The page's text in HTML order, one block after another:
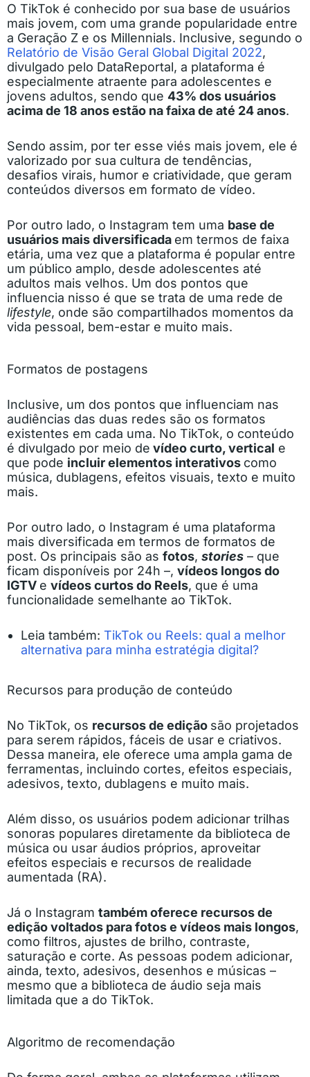
O TikTok é conhecido por sua base de usuários
mais jovem, com uma grande popularidade entre
a Geração Z e os Millennials. Inclusive, segundo o
Relatório de Visão Geral Global Digital 2022,
divulgado pelo DataReportal, a plataforma é
especialmente atraente para adolescentes e
jovens adultos, sendo que 43% dos usuários
acima de 18 anos estão na faixa de até 24 anos.
Sendo assim, por ter esse viés mais jovem, ele é
valorizado por sua cultura de tendências,
desafios virais, humor e criatividade, que geram
conteúdos diversos em formato de vídeo.
Por outro lado, o Instagram tem uma base de
usuários mais diversificada em termos de faixa
etária, uma vez que a plataforma é popular entre
um público amplo, desde adolescentes até
adultos mais velhos. Um dos pontos que
influencia nisso é que se trata de uma rede de
lifestyle, onde são compartilhados momentos da
vida pessoal, bem-estar e muito mais.
Formatos de postagens
Inclusive, um dos pontos que influenciam nas
audiências das duas redes são os formatos
existentes em cada uma. No TikTok, o conteúdo
é divulgado por meio de vídeo curto, vertical e
que pode incluir elementos interativos como
música, dublagens, efeitos visuais, texto e muito
mais.
Por outro lado, o Instagram é uma plataforma
mais diversificada em termos de formatos de
post. Os principais são as fotos, stories – que
ficam disponíveis por 24h –, vídeos longos do
IGTV e vídeos curtos do Reels, que é uma
funcionalidade semelhante ao TikTok.
Leia também: TikTok ou Reels: qual a melhor
alternativa para minha estratégia digital?
Recursos para produção de conteúdo
No TikTok, os recursos de edição são projetados
para serem rápidos, fáceis de usar e criativos.
Dessa maneira, ele oferece uma ampla gama de
ferramentas, incluindo cortes, efeitos especiais,
adesivos, texto, dublagens e muito mais.
Além disso, os usuários podem adicionar trilhas
sonoras populares diretamente da biblioteca de
música ou usar áudios próprios, aproveitar
efeitos especiais e recursos de realidade
aumentada (RA).
Já o Instagram também oferece recursos de
edição voltados para fotos e vídeos mais longos,
como filtros, ajustes de brilho, contraste,
saturação e corte. As pessoas podem adicionar,
ainda, texto, adesivos, desenhos e músicas –
mesmo que a biblioteca de áudio seja mais
limitada que a do TikTok.
Algoritmo de recomendação